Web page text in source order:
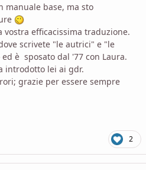
manuale base, ma sto
vostra efficacissima traduzione.
scrivete "le autrici" e "le
è sposato dal '77 con Laura.
introdotto lei ai gdr.
grazie per essere sempre
2